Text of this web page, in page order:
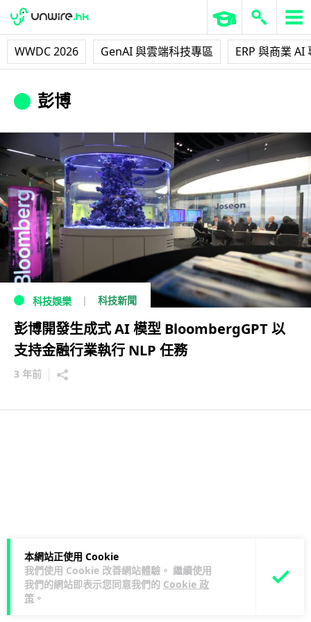
WWDC 2026 GenAI 與雲端科技專區 ERP 與商業 AI
本網站正使用 Cookie
我們使用 Cookie 改善網站體驗。 繼續使用
我們的網站即表示您同意我們的 Cookie 政
策 。
彭博
科技娛樂 科技新聞
彭博開發生成式 AI 模型 BloombergGPT 以
支持金融行業執行 NLP 任務
3 年前